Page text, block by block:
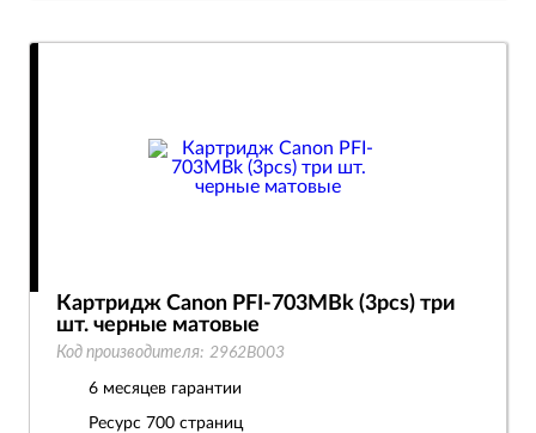
Картридж Canon PFI-703MBk (3pcs) три
шт. черные матовые
Код производителя: 2962B003
6 месяцев гарантии
Ресурс 700 страниц